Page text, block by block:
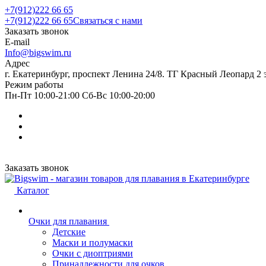
+7(912)222 66 65
+7(912)222 66 65Связаться с нами
Заказать звонок
E-mail
Info@bigswim.ru
Адрес
г. Екатеринбург, проспект Ленина 24/8. ТГ Красный Леопард 2
Режим работы
Пн-Пт 10:00-21:00 Сб-Вс 10:00-20:00
Заказать звонок
Каталог
Очки для плавания
Детские
Маски и полумаски
Очки с диоптриями
Принадлежности для очков